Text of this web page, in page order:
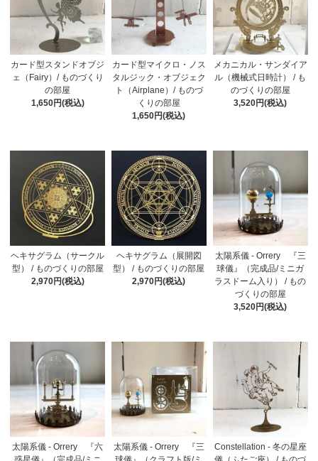
カード型スタンドオブジ
ェ（Fairy）/ ものづくり
の部屋
1,650円(税込)
カード型マイクロ・ノス
タルジック・オブジェク
ト（Airplane）/ ものづ
くりの部屋
1,650円(税込)
メカニカル・サンダイア
ル（機械式日時計） / も
のづくりの部屋
3,520円(税込)
ヘキサグラム（サークル
型） / ものづくりの部屋
2,970円(税込)
ヘキサグラム（展開図
型） / ものづくりの部屋
2,970円(税込)
太陽系儀 - Orrery 『三
球儀』（完成品/ミニガ
ラスドーム入り） / もの
づくりの部屋
3,520円(税込)
太陽系儀 - Orrery 『六
太陽系儀 - Orrery 『三
Constellation - 冬の星座